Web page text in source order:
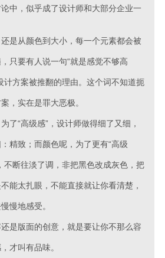
中，似乎成了设计师和大部分企业一
是从颜色到大小，每一个元素都会被
只要有人说一句“就是感觉不够高
计方案被推翻的理由。这个词不知道扼
，实在是罪大恶极。
了“高级感”，设计师做得细了又细，
精致；而颜色呢，为了更有“高级
不断往淡了调，非把黑色改成灰色，把
能太扎眼，不能直接就让你看清楚，
慢地感受。
是版面的创意，就是要让你不那么容
才叫有品味。